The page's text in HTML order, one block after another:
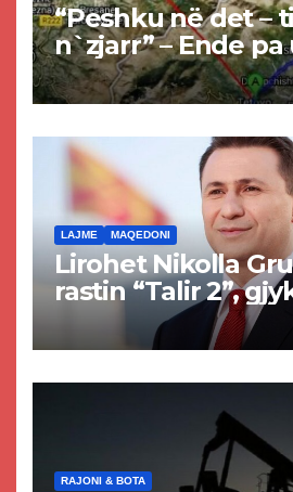
“Peshku në det –
n`zjarr” – Ende
projekti i tunelit,
Tetovës nis
LAJME MAQEDONI
Lirohet Nikolla
rastin “Talir 2”,
akuzat për
paligjshëm të
RAJONI & BOTA